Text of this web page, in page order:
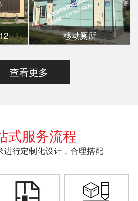
移动厕所
查看更多
式服务流程
进行定制化设计，合理搭配